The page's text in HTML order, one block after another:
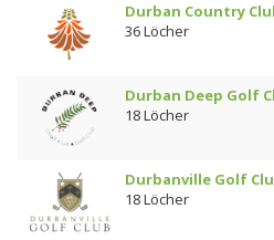
Durban Country
36 Löcher
Durban Deep Golf
18 Löcher
Durbanville Golf
18 Löcher